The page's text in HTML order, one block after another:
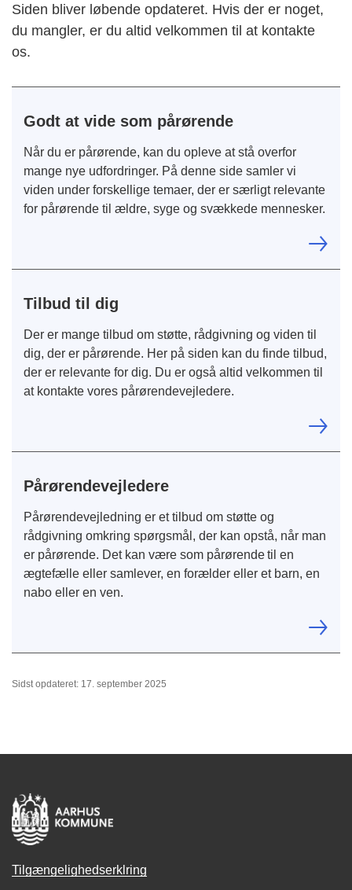
Siden bliver løbende opdateret. Hvis der er noget,
du mangler, er du altid velkommen til at kontakte
os.
Godt at vide som pårørende
Når du er pårørende, kan du opleve at stå overfor
mange nye udfordringer. På denne side samler vi
viden under forskellige temaer, der er særligt relevante
for pårørende til ældre, syge og svækkede mennesker.
Tilbud til dig
Der er mange tilbud om støtte, rådgivning og viden til
dig, der er pårørende. Her på siden kan du finde tilbud,
der er relevante for dig. Du er også altid velkommen til
at kontakte vores pårørendevejledere.
Pårørendevejledere
Pårørendevejledning er et tilbud om støtte og
rådgivning omkring spørgsmål, der kan opstå, når man
er pårørende. Det kan være som pårørende til en
ægtefælle eller samlever, en forælder eller et barn, en
nabo eller en ven.
Sidst opdateret: 17. september 2025
Tilgængelighedserklring